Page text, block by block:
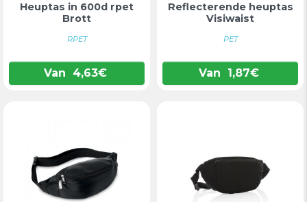
Heuptas in 600d rpet
Brott
RPET
Van 4,63€
Reflecterende heuptas
Visiwaist
PET
Van 1,87€